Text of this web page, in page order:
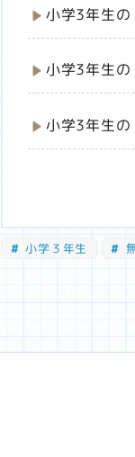
小学3年生の
小学3年生の
小学3年生の
小学３年生